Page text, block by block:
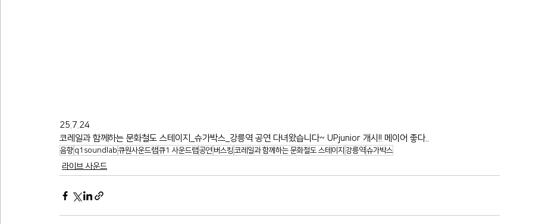
25.7.24
코레일과 함께하는 문화철도 스테이지_슈가박스_강릉역 공연 다녀왔습니다~ UPjunior 개시!! 메이어 좋다..
음향 q1soundlab 큐원사운드랩큐1 사운드랩공연 버스킹 코레일과 함께하는 문화철도 스테이지 강릉역슈가박스
라이브 사운드